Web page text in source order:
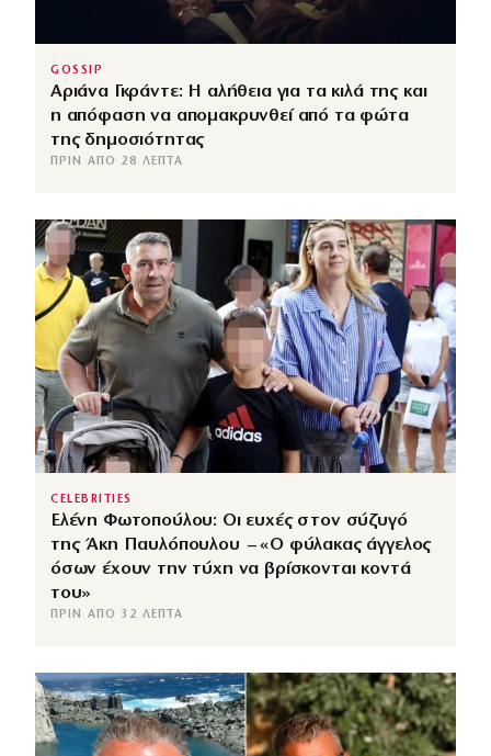
GOSSIP
Αριάνα Γκράντε: Η αλήθεια για τα κιλά της και
η απόφαση να απομακρυνθεί από τα φώτα
της δημοσιότητας
ΠΡΙΝ ΑΠΌ 28 ΛΕΠΤΆ
CELEBRITIES
Ελένη Φωτοπούλου: Οι ευχές στον σύζυγό
της Άκη Παυλόπουλου – «Ο φύλακας άγγελος
όσων έχουν την τύχη να βρίσκονται κοντά
του»
ΠΡΙΝ ΑΠΌ 32 ΛΕΠΤΆ